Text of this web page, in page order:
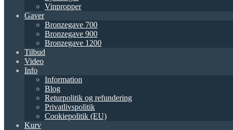
Vinpropper
Gaver
Bronzegave 700
Bronzegave 900
Bronzegave 1200
Tilbud
Video
Info
Information
Blog
Returpolitik og refundering
Privatlivspolitik
Cookiepolitik (EU)
Kurv